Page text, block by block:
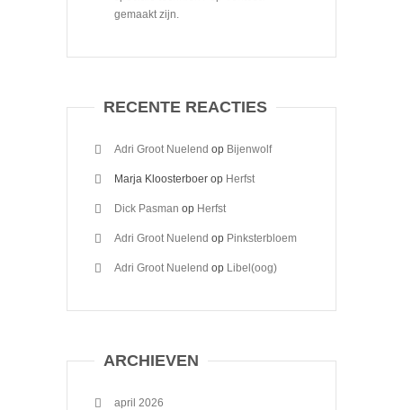
gemaakt zijn.
RECENTE REACTIES
Adri Groot Nuelend op Bijenwolf
Marja Kloosterboer op Herfst
Dick Pasman op Herfst
Adri Groot Nuelend op Pinksterbloem
Adri Groot Nuelend op Libel(oog)
ARCHIEVEN
april 2026